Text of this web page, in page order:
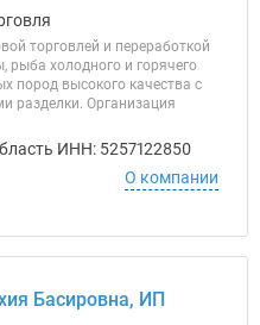
торговлей и переработкой
рыба холодного и горячего
пород высокого качества с
разделки. Организация
ИНН: 5257122850
О компании
Басировна, ИП